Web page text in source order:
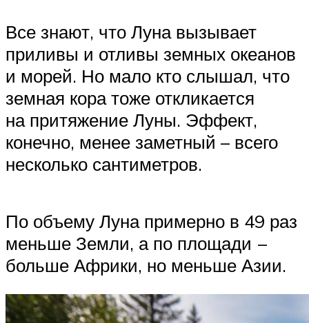
Все знают, что Луна вызывает
приливы и отливы земных океанов
и морей. Но мало кто слышал, что
земная кора тоже откликается
на притяжение Луны. Эффект,
конечно, менее заметный – всего
несколько сантиметров.
По объему Луна примерно в 49 раз
меньше Земли, а по площади –
больше Африки, но меньше Азии.